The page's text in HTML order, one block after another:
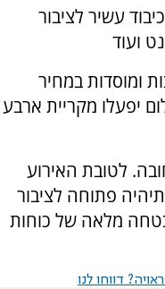
עשיר לציבור
ועוד
ומוסדות במחיר
יפעלו מקריית ארבע
לטובת האירוע
פתוחה לציבור
מלאה של כוחות
דווחו לנו